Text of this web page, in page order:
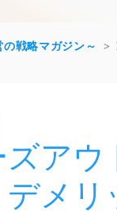
戦略マガジン～
アウ
デメ